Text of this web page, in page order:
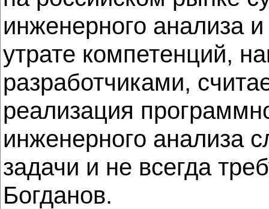
инженерного анализа
утрате компетенций,
разработчиками,
реализация
инженерного анализа
задачи и не всегда
Богданов.